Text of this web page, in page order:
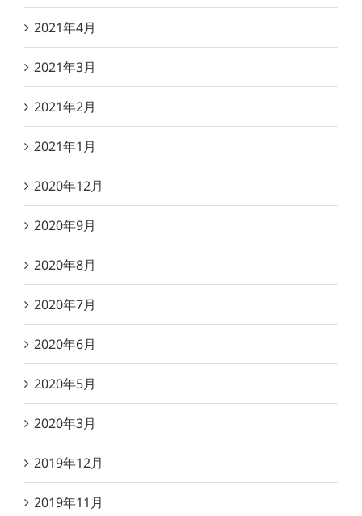
2021年4月
2021年3月
2021年2月
2021年1月
2020年12月
2020年9月
2020年8月
2020年7月
2020年6月
2020年5月
2020年3月
2019年12月
2019年11月